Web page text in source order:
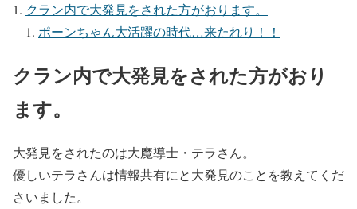
クラン内で大発見をされた方がおります。
ポーンちゃん大活躍の時代…来たれり！！
クラン内で大発見をされた方がおり
ます。
大発見をされたのは大魔導士・テラさん。
優しいテラさんは情報共有にと大発見のことを教えてくだ
さいました。